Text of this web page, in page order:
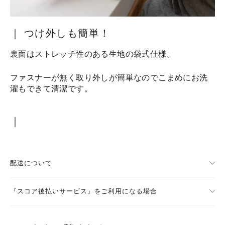
｜ つけ外しも簡単！
裏面はストレッチ性のある生地の袋式仕様。
ファスナーが無く取り外しが簡単なのでこまめにお洗
濯もできて清潔です。
配送について
『スコア後払いサービス』をご利用になる場合